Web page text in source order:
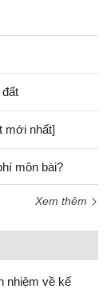
mới nhất]
môn bài?
Xem thêm
nhiệm về kế